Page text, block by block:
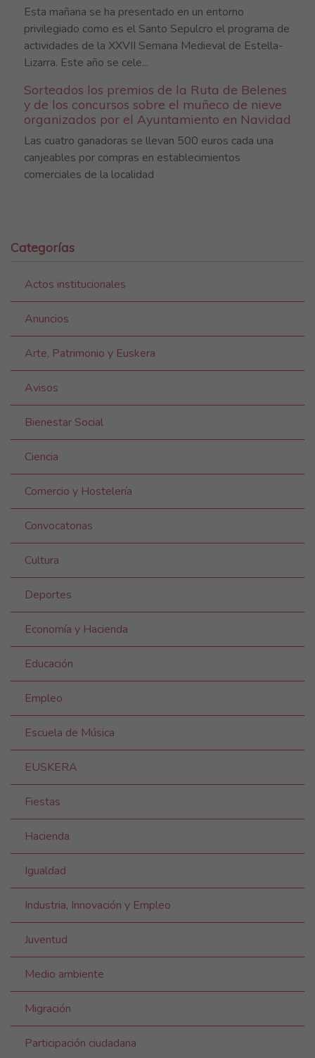
Esta mañana se ha presentado en un entorno
privilegiado como es el Santo Sepulcro el programa de
actividades de la XXVII Semana Medieval de Estella-
Lizarra. Este año se cele...
Sorteados los premios de la Ruta de Belenes
y de los concursos sobre el muñeco de nieve
organizados por el Ayuntamiento en Navidad
Las cuatro ganadoras se llevan 500 euros cada una
canjeables por compras en establecimientos
comerciales de la localidad
Categorías
Actos institucionales
Anuncios
Arte, Patrimonio y Euskera
Avisos
Bienestar Social
Ciencia
Comercio y Hostelería
Convocatorias
Cultura
Deportes
Economía y Hacienda
Educación
Empleo
Escuela de Música
EUSKERA
Fiestas
Hacienda
Igualdad
Industria, Innovación y Empleo
Juventud
Medio ambiente
Migración
Participación ciudadana